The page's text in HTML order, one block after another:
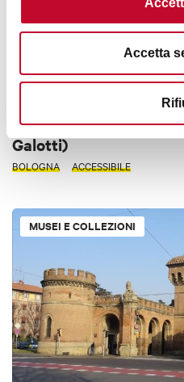
Accetta
Museo del
Galotti)
BOLOGNA ACCESSIBILE
MUSEI E COLLEZIONI